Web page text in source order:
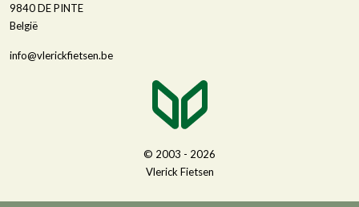
9840DE PINTE
België
info@vlerickfietsen.be
© 2003 - 2026
Vlerick Fietsen